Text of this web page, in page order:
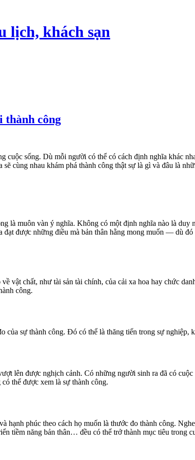
lịch, khách sạn
thành công
cuộc sống. Dù mỗi người có thể có cách định nghĩa khác
cùng nhau khám phá thành công thật sự là gì và đâu là
là muôn vàn ý nghĩa. Không có một định nghĩa nào là
được những điều mà bản thân hằng mong muốn — dù
vật chất, như tài sản tài chính, của cải xa hoa hay chức
công.
của sự thành công. Đó có thể là thăng tiến trong sự
lên được nghịch cảnh. Có những người sinh ra đã có
thể được xem là sự thành công.
hạnh phúc theo cách họ muốn là thước đo thành công.
tiềm năng bản thân… đều có thể trở thành mục tiêu trong